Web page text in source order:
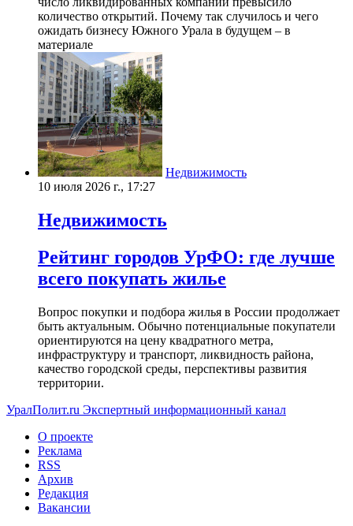
количество открытий. Почему так случилось и чего
ожидать бизнесу Южного Урала в будущем – в
материале
Недвижимость
10 июля 2026 г., 17:27
Недвижимость
Рейтинг городов УрФО: где лучше
всего покупать жилье
Вопрос покупки и подбора жилья в России продолжает
быть актуальным. Обычно потенциальные покупатели
ориентируются на цену квадратного метра,
инфраструктуру и транспорт, ликвидность района,
качество городской среды, перспективы развития
территории.
УралПолит.ru Экспертный информационный канал
О проекте
Реклама
RSS
Архив
Редакция
Вакансии